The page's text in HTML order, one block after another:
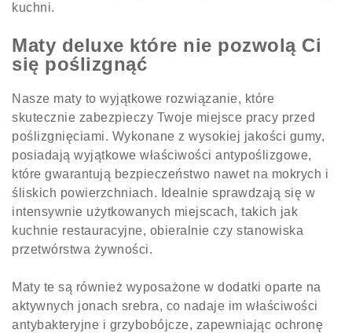
kuchni.
Maty deluxe które nie pozwolą Ci
się poślizgnąć
Nasze maty to wyjątkowe rozwiązanie, które
skutecznie zabezpieczy Twoje miejsce pracy przed
poślizgnięciami. Wykonane z wysokiej jakości gumy,
posiadają wyjątkowe właściwości antypoślizgowe,
które gwarantują bezpieczeństwo nawet na mokrych i
śliskich powierzchniach. Idealnie sprawdzają się w
intensywnie użytkowanych miejscach, takich jak
kuchnie restauracyjne, obieralnie czy stanowiska
przetwórstwa żywności.
Maty te są również wyposażone w dodatki oparte na
aktywnych jonach srebra, co nadaje im właściwości
antybakteryjne i grzybobójcze, zapewniając ochronę